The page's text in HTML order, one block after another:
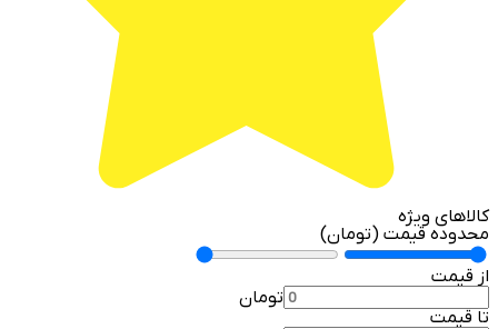
کالاهای ویژه
محدوده قیمت (تومان)
از قیمت
تومان
تا قیمت